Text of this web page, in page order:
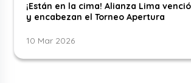
¡Están en la cima! Alianza Lima
y encabezan el Torneo Apertura
10 Mar 2026